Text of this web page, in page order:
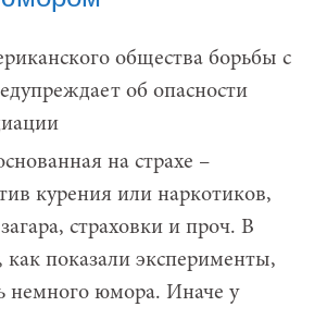
на страхе –
курения или наркотиков,
страховки и проч. В
как показали эксперименты,
немного юмора. Иначе у